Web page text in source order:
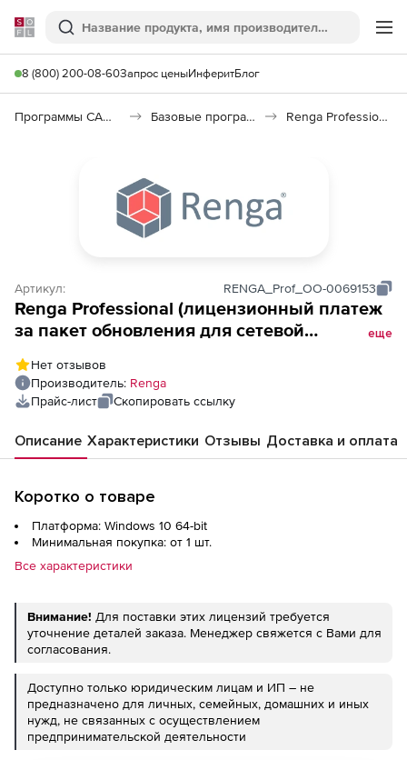
Softline
Поиск
8 (800) 200-08-60Запрос ценыИнферитБлог
Программы САПР и ГИС Базовые программы Renga Professional
Артикул: RENGA_Prof_ОО-0069153
Renga Professional (лицензионный платеж
за пакет обновления для сетевой
еще
Нет отзывов
Производитель: Renga
Прайс-лист
Скопировать ссылку
Описание Характеристики Отзывы Доставка и оплата
Коротко о товаре
Платформа: Windows 10 64-bit
Минимальная покупка: от 1 шт.
Все характеристики
Внимание! Для поставки этих лицензий требуется
уточнение деталей заказа. Менеджер свяжется с Вами для
согласования.
Доступно только юридическим лицам и ИП – не
предназначено для личных, семейных, домашних и иных
нужд, не связанных с осуществлением
предпринимательской деятельности